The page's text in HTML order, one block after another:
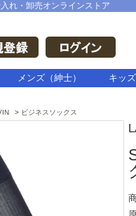
れ・卸売オンラインストア
メンズ（紳士） キッ
ビジネスソックス